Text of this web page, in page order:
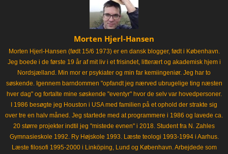
Morten Hjerl-Hansen
Morten Hjerl-Hansen (født 15/6 1973) er en dansk blogger, født i København.
Jeg boede i de første 19 år af mit liv i et frisindet, litterært og akademisk hjem i
Nordsjælland. Min mor er psykiater og min far kemiingeniør. Jeg har to
søskende. Igennem barndommen "opfandt jeg nærved ubrugelige ting næsten
hver dag" og fortalte mine søskende "eventyr" hvor de selv var hovedpersoner.
I 1986 besøgte jeg Houston i USA med familien på et ophold der strakte sig
over tre en halv måned. Jeg startede med at programmere i 1986 og lavede ca.
20 større projekter indtil jeg "mistede evnen" i 2018. Student fra N. Zahles
Gymnasieskole 1992. Ry Højskole 1993. Læste teologi 1993-1994 i Aarhus.
Læste filosofi 1995-2000 i Linköping, Lund og København. Arbejdede som